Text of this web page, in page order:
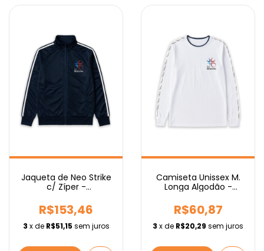
Jaqueta de Neo Strike
c/ Zíper -
R$153,46
3 x de R$51,15 sem juros
Camiseta Unissex M.
Longa Algodão -
R$60,87
3 x de R$20,29 sem juros